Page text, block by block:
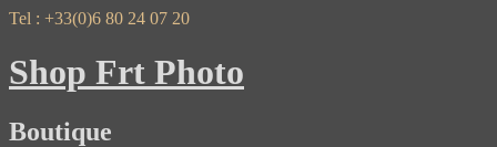
Skip
content
Tel : +33(0)6 80 24 07 20
Shop Frt Photo
Boutique